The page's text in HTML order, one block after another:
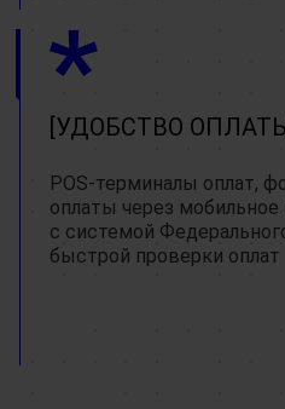
УДОБСТВО
POS-терминалы оплат,
оплаты через
с системой
быстрой проверки оплат